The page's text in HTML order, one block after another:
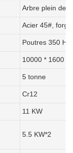
Arbre plein de
Acier 45#,
Poutres 350 H
10000 * 1600 *
5 tonne
Cr12
11 KW
5.5 KW*2